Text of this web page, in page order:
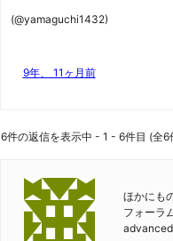
(@yamaguchi1432)
9年、 11ヶ月前
6件の返信を表示中 - 1 - 6件目 (全6
ほかにも
フォーラ